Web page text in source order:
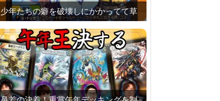
少年たちの癖を破壊しにかかってて草